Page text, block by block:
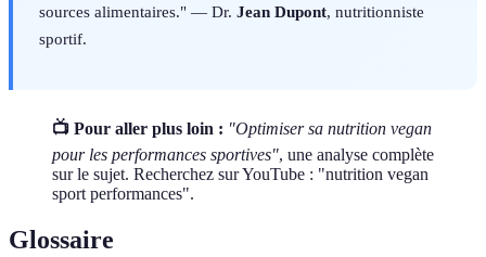
sources alimentaires." — Dr. Jean Dupont, nutritionniste
sportif.
📺 Pour aller plus loin : "Optimiser sa nutrition vegan
pour les performances sportives", une analyse complète
sur le sujet. Recherchez sur YouTube : "nutrition vegan
sport performances".
Glossaire